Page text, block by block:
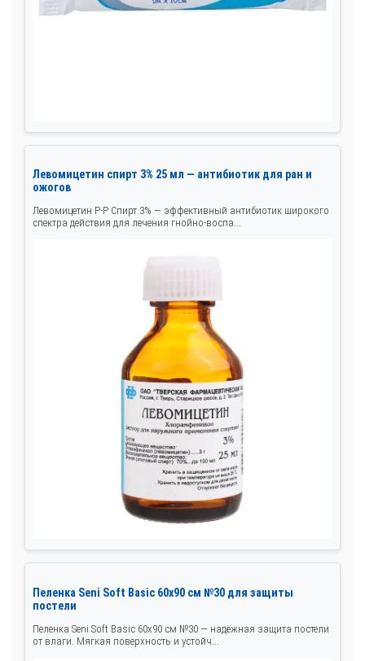
Левомицетин спирт 3% 25 мл — антибиотик для ран и
ожогов
Левомицетин Р-Р Спирт 3% — эффективный антибиотик широкого
спектра действия для лечения гнойно-воспа...
Пеленка Seni Soft Basic 60x90 см №30 для защиты
постели
Пеленка Seni Soft Basic 60x90 см №30 — надёжная защита постели
от влаги. Мягкая поверхность и устойч...